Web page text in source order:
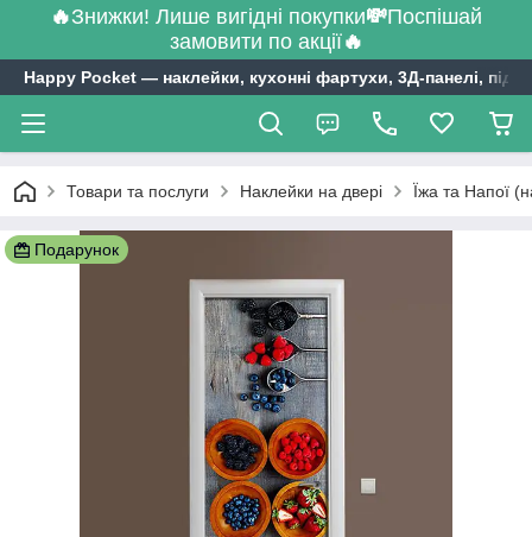
🔥Знижки! Лише вигідні покупки💸Поспішай
замовити по акції🔥
Happy Pocket ― наклейки, кухонні фартухи, 3Д-панелі,
Товари та послуги Наклейки на двері Їжа та Напої
Подарунок